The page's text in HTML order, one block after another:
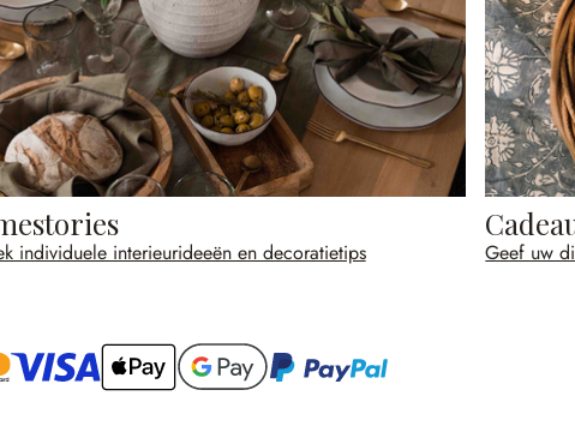
individuele interieurideeën en decoratietips Geef uw